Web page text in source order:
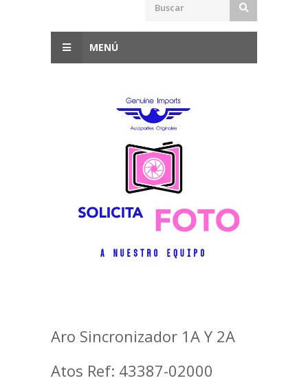
MENÚ
Aro Sincronizador 1A Y 2A
Atos Ref: 43387-02000